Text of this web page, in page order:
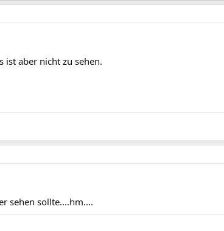
aber nicht zu sehen.
sehen sollte....hm....